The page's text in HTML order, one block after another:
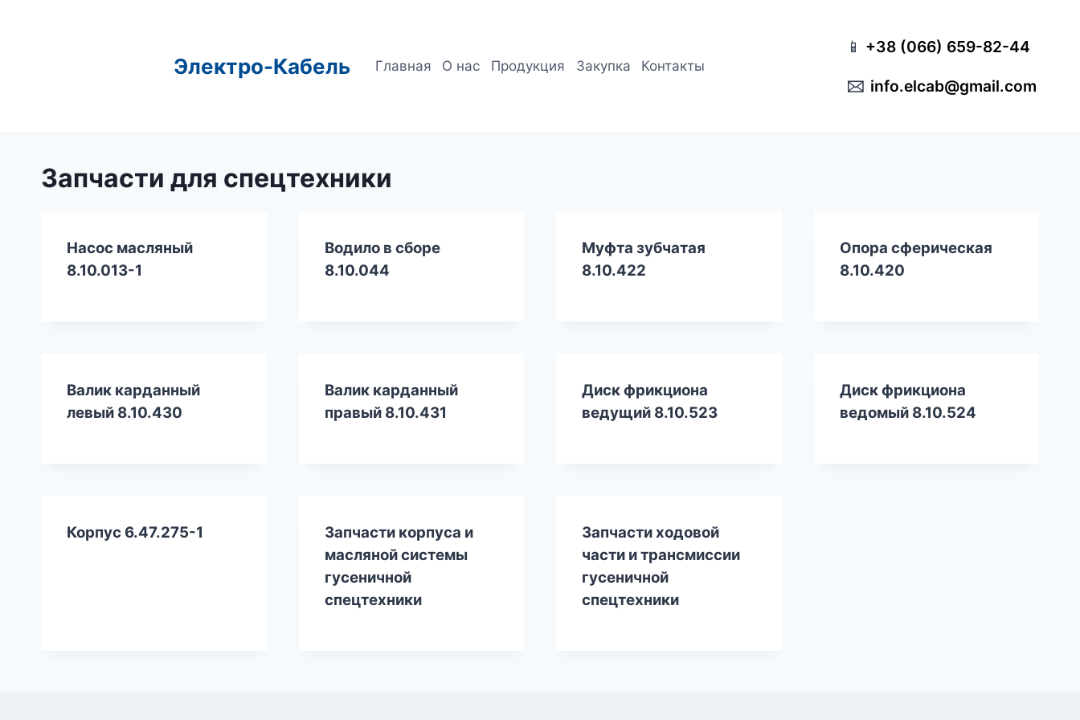
Электро-Кабель Главная О нас Продукция Закупка Контакты
📱 +38 (066) 659-82-44
🖂 info.elcab@gmail.com
Запчасти для спецтехники
Насос масляный
8.10.013-1
Водило в сборе
8.10.044
Муфта зубчатая
8.10.422
Опора сферическая
8.10.420
Валик карданный
левый 8.10.430
Валик карданный
правый 8.10.431
Диск фрикциона
ведущий 8.10.523
Диск фрикциона
ведомый 8.10.524
Корпус 6.47.275-1
Запчасти корпуса и
масляной системы
гусеничной
спецтехники
Запчасти ходовой
части и трансмиссии
гусеничной
спецтехники